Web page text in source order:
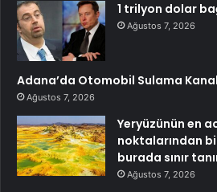
1 trilyon dolar
Ağustos 7, 2026
Adana’da Otomobil Sulama
Ağustos 7, 2026
Yeryüzünün en
noktalarından
burada sınır
Ağustos 7, 2026